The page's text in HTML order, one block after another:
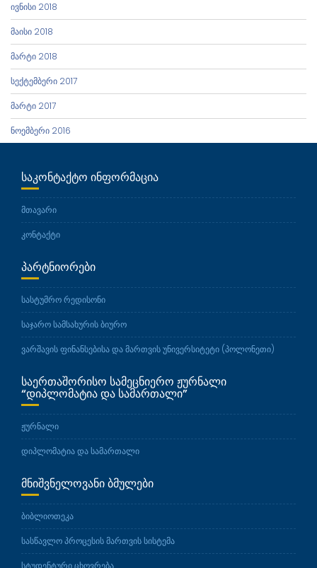
ივნისი 2018
მაისი 2018
მარტი 2018
სექტემბერი 2017
მარტი 2017
ნოემბერი 2016
ᲡᲐᲙᲝᲜᲢᲐᲥᲢᲝ ᲘᲜᲤᲝᲠᲛᲐᲪᲘᲐ
მთავარი
კონტაქტი
ᲞᲐᲠᲢᲜᲘᲝᲠᲔᲑᲘ
სასტუმრო რედისონი
საჯარო სამსახურის ბიურო
ვარშავის ფინანსებისა და მართვის უნივერსიტეტი (პოლონეთი)
ᲡᲐᲔᲠᲗᲐᲨᲝᲠᲘᲡᲝ ᲡᲐᲛᲔᲪᲜᲘᲔᲠᲝ ᲟᲣᲠᲜᲐᲚᲘ
“ᲓᲘᲞᲚᲝᲛᲐᲢᲘᲐ ᲓᲐ ᲡᲐᲛᲐᲠᲗᲐᲚᲘ”
ჟურნალი
დიპლომატია და სამართალი
ᲛᲜᲘᲨᲕᲜᲔᲚᲝᲕᲐᲜᲘ ᲑᲛᲣᲚᲔᲑᲘ
ბიბლიოთეკა
სასწავლო პროცესის მართვის სისტემა
სტუდენტური ცხოვრება